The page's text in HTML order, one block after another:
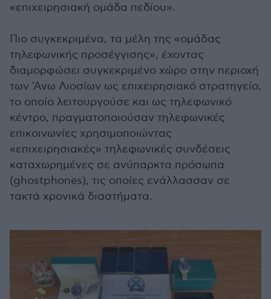
«επιχειρησιακή ομάδα πεδίου».
Πιο συγκεκριμένα, τα μέλη της «ομάδας
τηλεφωνικής προσέγγισης», έχοντας
διαμορφώσει συγκεκριμένο χώρο στην περιοχή
των 'Ανω Λιοσίων ως επιχειρησιακό στρατηγείο,
το οποίο λειτουργούσε και ως τηλεφωνικό
κέντρο, πραγματοποιούσαν τηλεφωνικές
επικοινωνίες χρησιμοποιώντας
«επιχειρησιακές» τηλεφωνικές συνδέσεις
καταχωρημένες σε ανύπαρκτα πρόσωπα
(ghostphones), τις οποίες ενάλλασσαν σε
τακτά χρονικά διαστήματα.